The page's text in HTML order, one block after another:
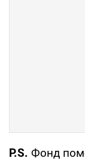
P.S. Фонд